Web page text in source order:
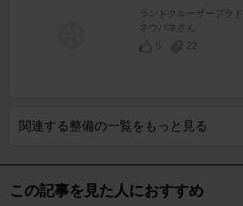
ランドクルーザープラド
ネウパネさん
5
22
関連する整備の一覧をもっと見る
この記事を見た人におすすめ